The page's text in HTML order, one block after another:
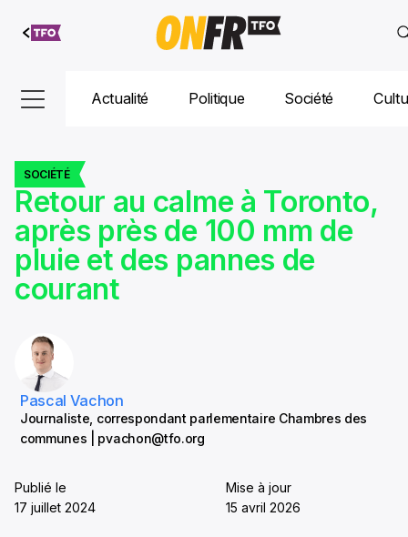
Aller au
contenu
Actualité Politique Société
SOCIÉTÉ
Retour au calme à Toronto,
après près de 100 mm de
pluie et des pannes de
courant
Pascal Vachon
Journaliste, correspondant parlementaire Chambres des
communes | pvachon@tfo.org
Publié le
17 juillet 2024
Mise à jour
15 avril 2026